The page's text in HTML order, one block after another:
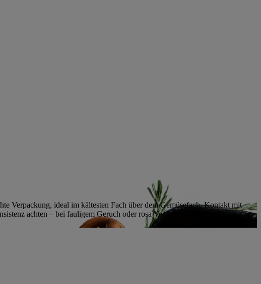
Verpackung, ideal im kältesten Fach über dem Gemüsefach. Kontakt mit
achten – bei fauligem Geruch oder rosa Verfärbung nicht mehr